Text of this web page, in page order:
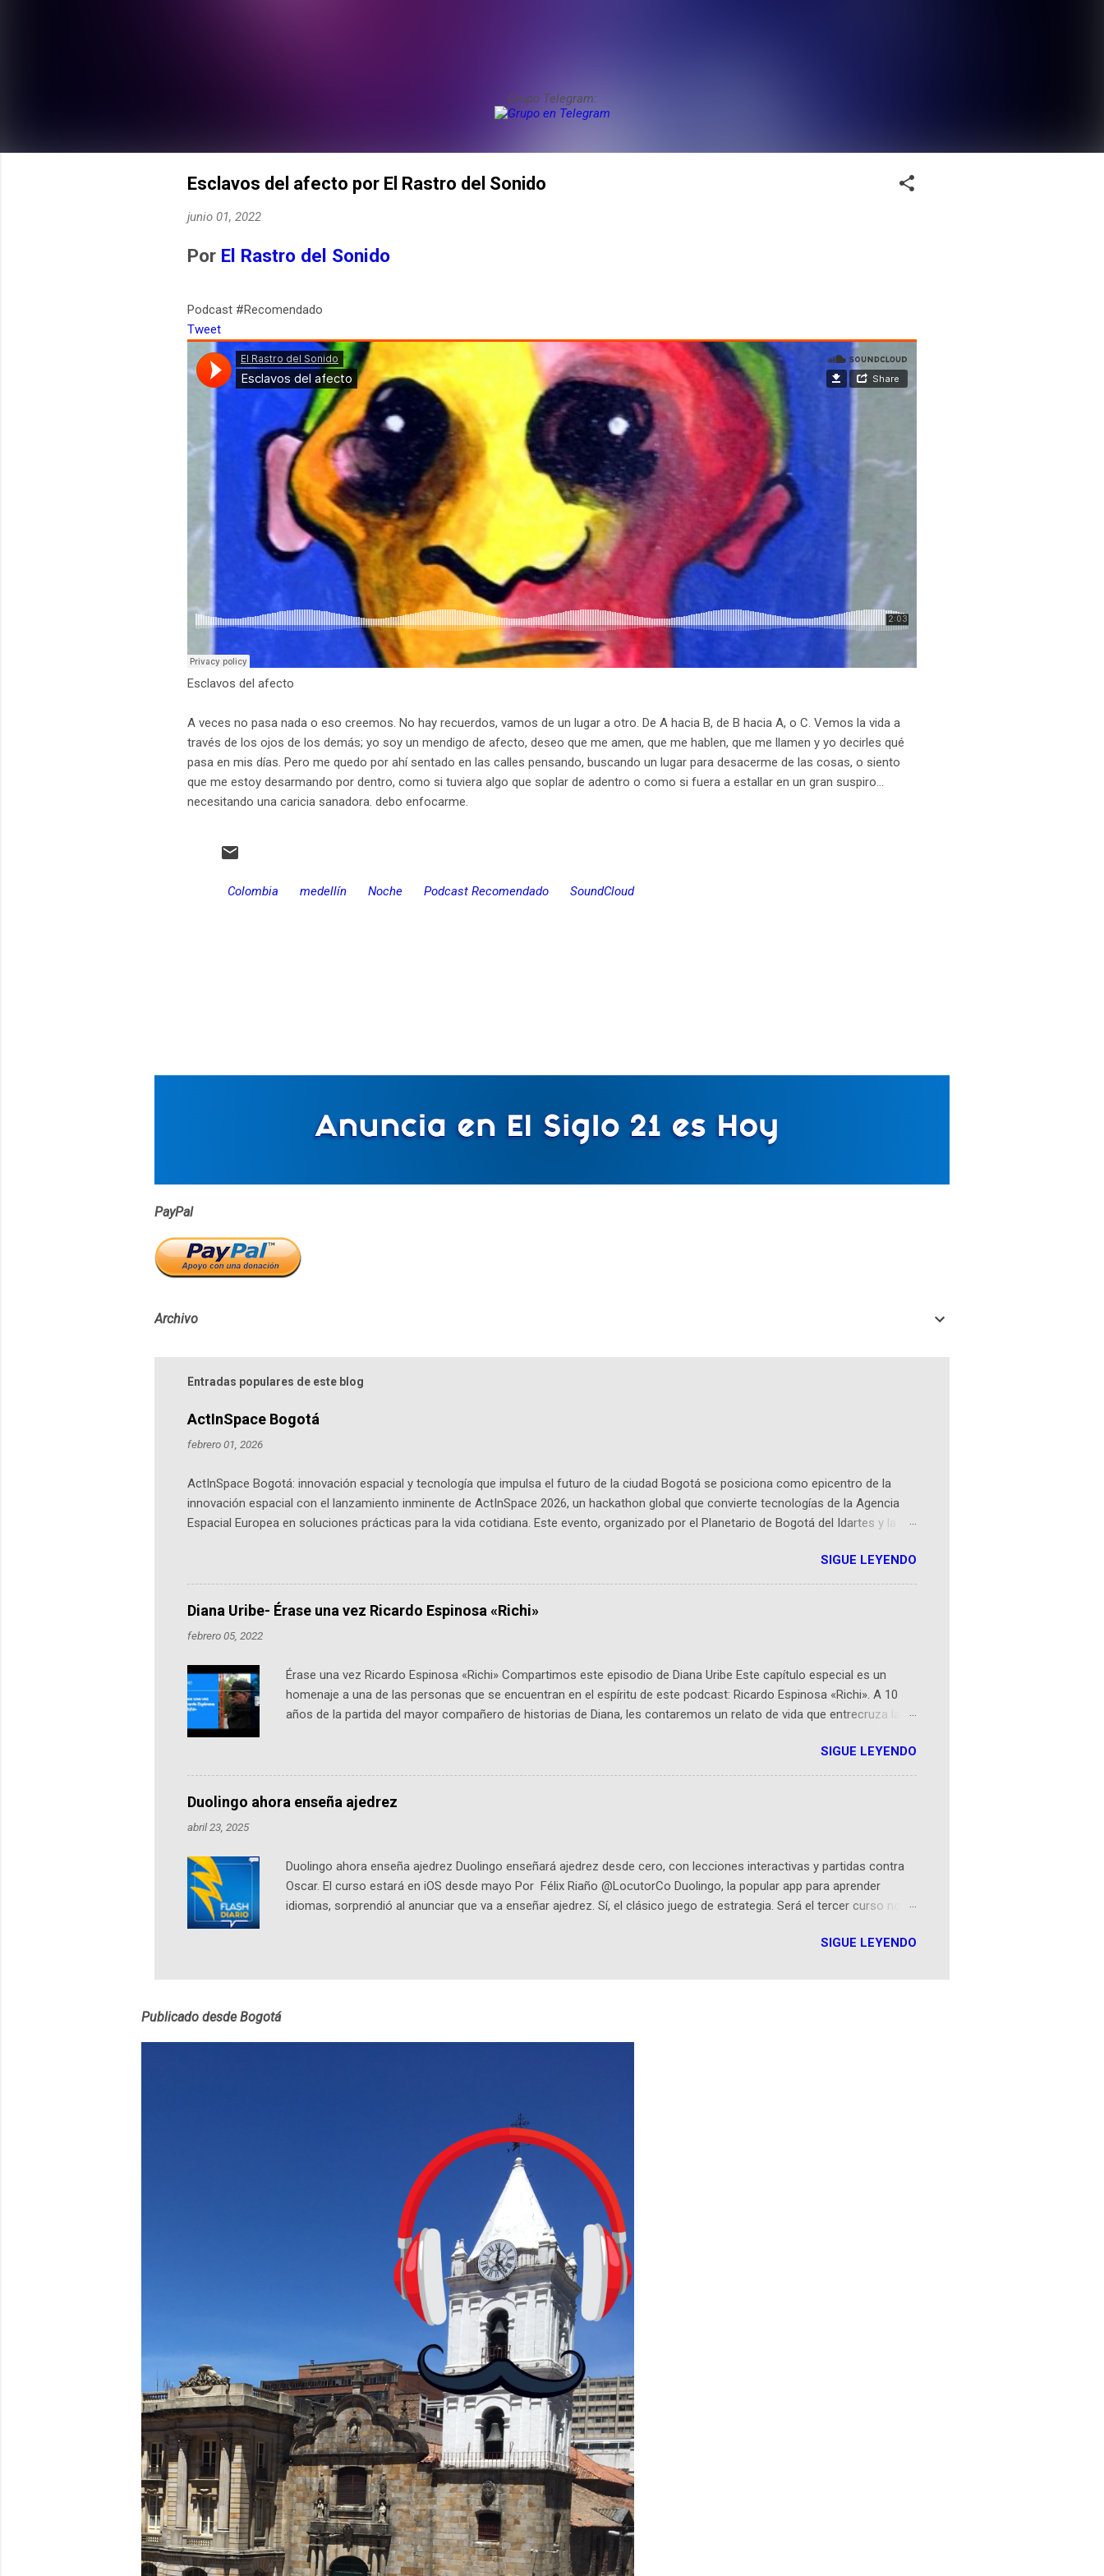
Grupo Telegram:
Esclavos del afecto por El Rastro del Sonido
junio 01, 2022
Por El Rastro del Sonido
Podcast #Recomendado
Tweet
Esclavos del afecto
A veces no pasa nada o eso creemos. No hay recuerdos, vamos de un lugar a otro. De A hacia B, de B hacia A, o C. Vemos la vida a
través de los ojos de los demás; yo soy un mendigo de afecto, deseo que me amen, que me hablen, que me llamen y yo decirles qué
pasa en mis días. Pero me quedo por ahí sentado en las calles pensando, buscando un lugar para desacerme de las cosas, o siento
que me estoy desarmando por dentro, como si tuviera algo que soplar de adentro o como si fuera a estallar en un gran suspiro...
necesitando una caricia sanadora. debo enfocarme.
Colombia medellín Noche Podcast Recomendado SoundCloud
a
PayPal
Archivo
Entradas populares de este blog
ActInSpace Bogotá
febrero 01, 2026
ActInSpace Bogotá: innovación espacial y tecnología que impulsa el futuro de la ciudad Bogotá se posiciona como epicentro de la
innovación espacial con el lanzamiento inminente de ActInSpace 2026, un hackathon global que convierte tecnologías de la Agencia
Espacial Europea en soluciones prácticas para la vida cotidiana. Este evento, organizado por el Planetario de Bogotá del Idartes y la
emprendedores y estudiantes. Qué es ActInSpace y por qué importa en Bogotá ActInSpace es una competencia mundial que opera en
más de 60 ciudades, donde participantes tienen 24 horas para idear startups basadas en tecnologías espaciales como satélites y
datos orbitales. En Bogotá, arranca con un evento gratuito el 30 de enero a las 10:00 a. m. en el Planetario (calle 26B #5-93), in...
SIGUE LEYENDO
Diana Uribe- Érase una vez Ricardo Espinosa «Richi»
febrero 05, 2022
Érase una vez Ricardo Espinosa «Richi» Compartimos este episodio de Diana Uribe Este capítulo especial es un
homenaje a una de las personas que se encuentran en el espíritu de este podcast: Ricardo Espinosa «Richi». A 10
años de la partida del mayor compañero de historias de Diana, les contaremos un relato de vida que entrecruza la
podcast, de dónde viene "la fuerza poderosa", del relato viviente que encarna una joven librera de Barichara y de
nuestro protagonista: un personaje de gabán y sombrero que parecía sacado directamente de una novela de espías
Notas del episodio: -La colección Ricardo Espinosa: los cómics, las novelas y los libros reunidos por Richi hoy se
pueden consultar en la Biblioteca Luis Ángel Arango ¡Síguenos en nuestras Redes Sociales! Facebook:
SIGUE LEYENDO
Duolingo ahora enseña ajedrez
abril 23, 2025
Duolingo ahora enseña ajedrez Duolingo enseñará ajedrez desde cero, con lecciones interactivas y partidas contra
Oscar. El curso estará en iOS desde mayo Por Félix Riaño @LocutorCo Duolingo, la popular app para aprender
idiomas, sorprendió al anunciar que va a enseñar ajedrez. Sí, el clásico juego de estrategia. Será el tercer curso no
estará disponible primero en inglés. Los usuarios aprenderán desde lo más básico, como mover un alfil, hasta jugar
personajes simpáticos y ayudas visuales. ¿Será posible que una app que antes nos enseñó francés, ahora nos
SIGUE LEYENDO
Publicado desde Bogotá